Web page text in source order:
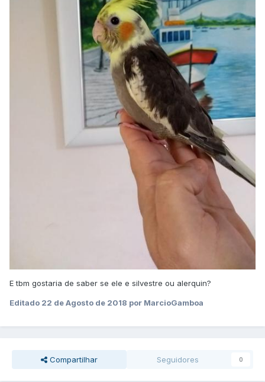
E tbm gostaria de saber se ele e silvestre ou alerquin?
Editado 22 de Agosto de 2018 por MarcioGamboa
Compartilhar Seguidores 0